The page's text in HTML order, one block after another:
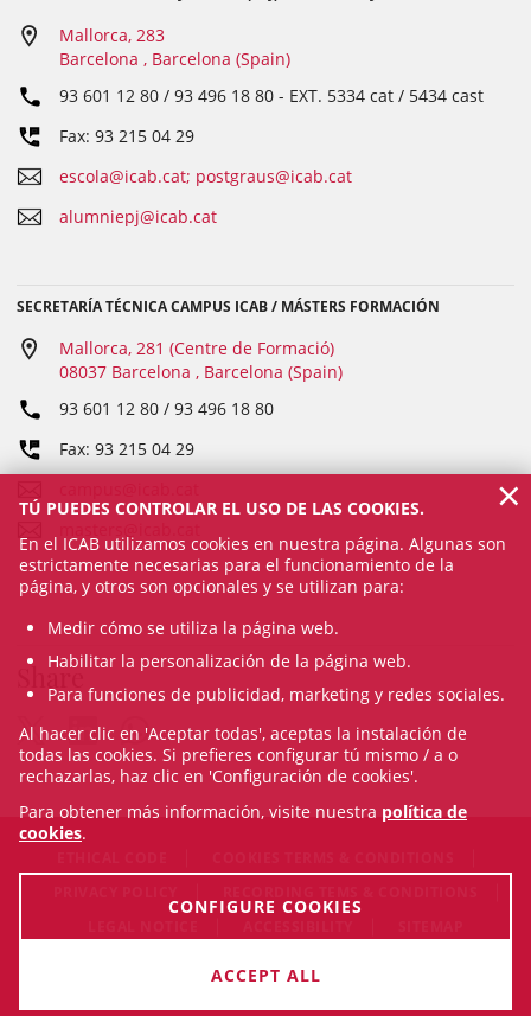
Mallorca, 283
Barcelona , Barcelona (Spain)
93 601 12 80 / 93 496 18 80 - EXT. 5334 cat / 5434 cast
Fax: 93 215 04 29
escola@icab.cat; postgraus@icab.cat
alumniepj@icab.cat
SECRETARÍA TÉCNICA CAMPUS ICAB / MÁSTERS FORMACIÓN
Mallorca, 281 (Centre de Formació)
08037 Barcelona , Barcelona (Spain)
93 601 12 80 / 93 496 18 80
Fax: 93 215 04 29
Share
© Fri Aug 07 12:26:20 CEST 2026 Il·lustre Col·legi de l'Advocacia
TÚ PUEDES CONTROLAR EL USO DE LAS COOKIES.
En el ICAB utilizamos cookies en nuestra página. Algunas son
estrictamente necesarias para el funcionamiento de la
página, y otros son opcionales y se utilizan para:
Medir cómo se utiliza la página web.
Habilitar la personalización de la página web.
Para funciones de publicidad, marketing y redes sociales.
Al hacer clic en 'Aceptar todas', aceptas la instalación de
todas las cookies. Si prefieres configurar tú mismo / a o
rechazarlas, haz clic en 'Configuración de cookies'.
Para obtener más información, visite nuestra política de
cookies.
CONFIGURE COOKIES
ACCEPT ALL
×